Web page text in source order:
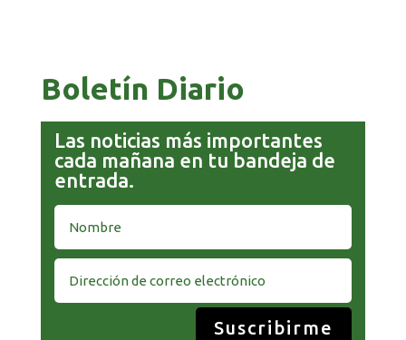
Boletín Diario
Las noticias más importantes
cada mañana en tu bandeja de
entrada.
Suscribirme